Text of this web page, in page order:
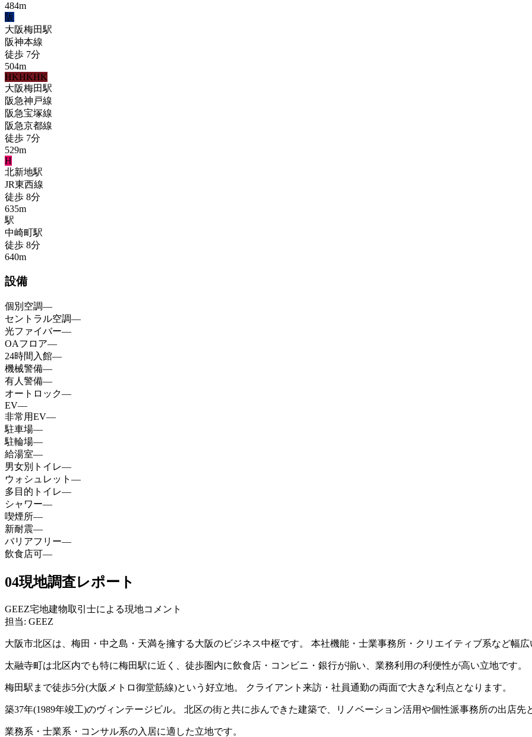
484m
阪
大阪梅田駅
阪神本線
徒歩 7分
504m
HKHKHK
大阪梅田駅
阪急神戸線
阪急宝塚線
阪急京都線
徒歩 7分
529m
H
北新地駅
JR東西線
徒歩 8分
635m
駅
中崎町駅
徒歩 8分
640m
設備
個別空調—
セントラル空調—
光ファイバー—
OAフロア—
24時間入館—
機械警備—
有人警備—
オートロック—
EV—
非常用EV—
駐車場—
駐輪場—
給湯室—
男女別トイレ—
ウォシュレット —
多目的トイレ—
シャワー—
喫煙所—
新耐震—
バリアフリー—
飲食店可—
04現地調査レポート
GEEZ宅地建物取引士による現地コメント
担当: GEEZ
大阪市北区は、梅田・中之島・天満を擁する大阪のビジネス中枢です。 本社機能・士業事務所・クリエイティブ系など幅
太融寺町は北区内でも特に梅田駅に近く、徒歩圏内に飲食店・コンビニ・銀行が揃い、業務利用の利便性が高い立地です。
梅田駅まで徒歩5分(大阪メトロ御堂筋線)という好立地。 クライアント来訪・社員通勤の両面で大きな利点となります。
築37年(1989年竣工)のヴィンテージビル。 北区の街と共に歩んできた建築で、リノベーション活用や個性派事務所の出店先
業務系・士業系・コンサル系の入居に適した立地です。